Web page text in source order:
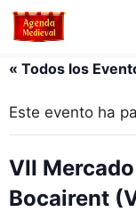
Saltar
« Todos los
Este evento ha
VII
Bocairent